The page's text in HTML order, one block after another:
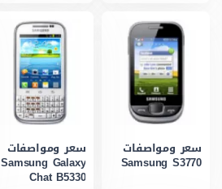
سعر ومواصفات
Samsung S3770
سعر ومواصفات
Samsung Galaxy
Chat B5330